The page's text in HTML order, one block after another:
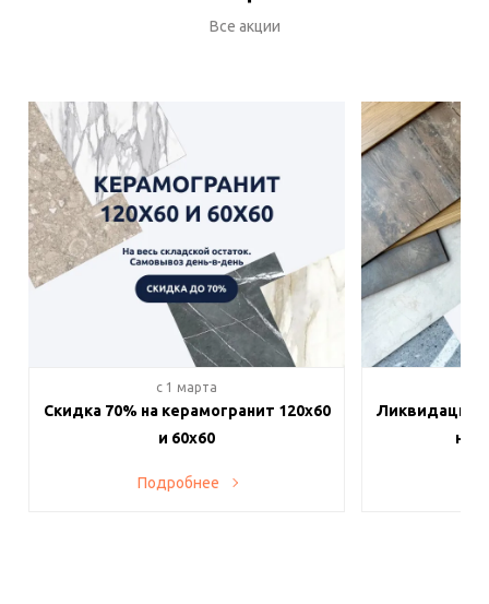
Все акции
c 1 марта
Скидка 70% на керамогранит 120х60
и 60х60
Подробнее
Ликвидация
на